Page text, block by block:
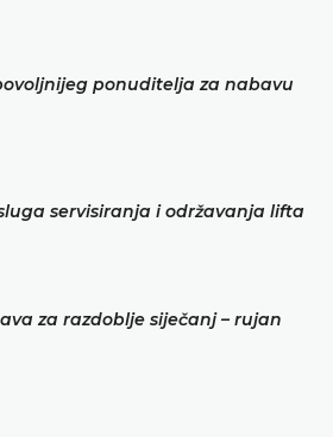
ponuditelja za nabavu
servisiranja i održavanja lifta
za razdoblje siječanj – rujan